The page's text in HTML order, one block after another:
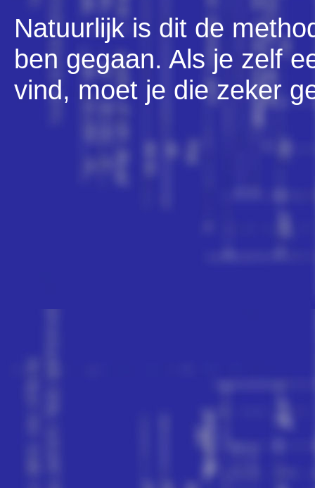
Natuurlijk is dit de
ben gegaan. Als je zelf
vind, moet je die zeker